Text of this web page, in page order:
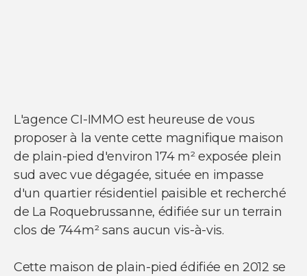
L'agence CI-IMMO est heureuse de vous
proposer à la vente cette magnifique maison
de plain-pied d'environ 174 m² exposée plein
sud avec vue dégagée, située en impasse
d'un quartier résidentiel paisible et recherché
de La Roquebrussanne, édifiée sur un terrain
clos de 744m² sans aucun vis-à-vis.
Cette maison de plain-pied édifiée en 2012 se
Louer un parking
Louer un commerce